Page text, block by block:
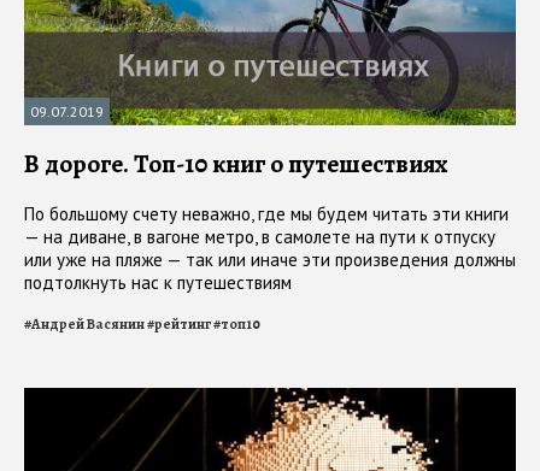
09.07.2019
В дороге. Топ-10 книг о путешествиях
По большому счету неважно, где мы будем читать эти книги
— на диване, в вагоне метро, в самолете на пути к отпуску
или уже на пляже — так или иначе эти произведения должны
подтолкнуть нас к путешествиям
#Андрей Васянин#рейтинг#топ10